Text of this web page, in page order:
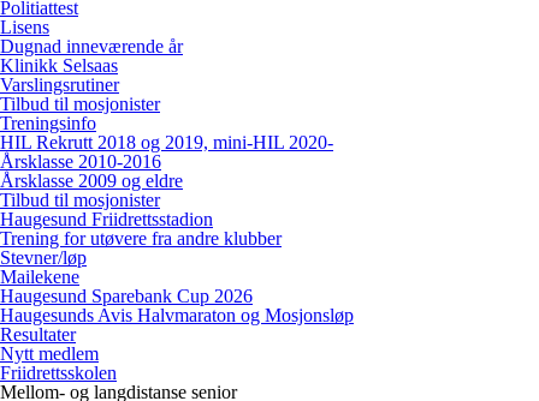
Politiattest
Lisens
Dugnad inneværende år
Klinikk Selsaas
Varslingsrutiner
Tilbud til mosjonister
Treningsinfo
HIL Rekrutt 2018 og 2019, mini-HIL 2020-
Årsklasse 2010-2016
Årsklasse 2009 og eldre
Tilbud til mosjonister
Haugesund Friidrettsstadion
Trening for utøvere fra andre klubber
Stevner/løp
Mailekene
Haugesund Sparebank Cup 2026
Haugesunds Avis Halvmaraton og Mosjonsløp
Resultater
Nytt medlem
Friidrettsskolen
Mellom- og langdistanse senior